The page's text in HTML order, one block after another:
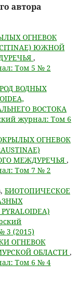
автора
ОГНЕВОК
ЮЖНОЙ
,
Том 5 № 2
ВОДНЫХ
ВОСТОКА
журнал: Том 6
ОГНЕВОК
МЕЖДУРЕЧЬЯ ,
Том 7 № 2
БИОТОПИЧЕСКОЕ
3 (2015)
ОГНЕВОК
ОБЛАСТИ ,
Том 6 № 4